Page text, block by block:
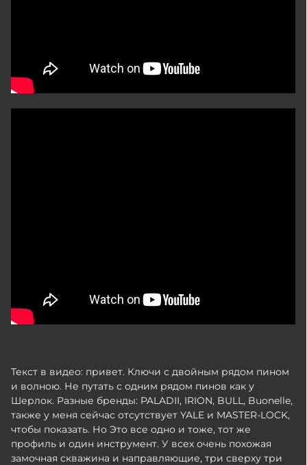
Текст в видео: привет. Ключи с двойным рядом пином
и волною. Не путать с одним рядом пинов как у
Шерлок. Разные бренды: PALADII, IRION, BULL, Buonelle,
также у меня сейчас отсутствует YALE и MASTER-LOCK,
чтобы показать. Но Это все одно и тоже, тот же
профиль и один инструмент. У всех очень похожая
замочная скважина и направляющие, три сверху три